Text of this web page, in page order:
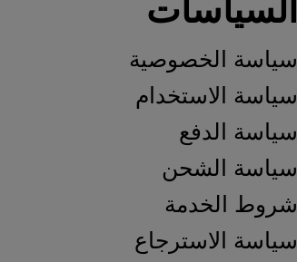
السياسات
سياسة الخصوصية
سياسة الاستخدام
سياسة الدفع
سياسة الشحن
شروط الخدمة
سياسة الاسترجاع